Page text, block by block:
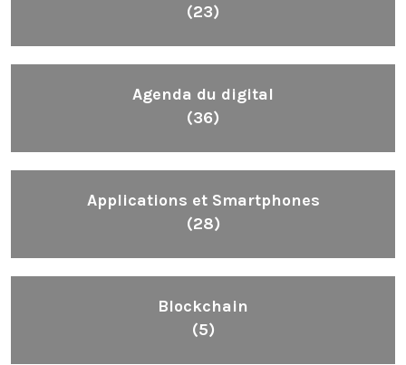
(23)
Agenda du digital
(36)
Applications et Smartphones
(28)
Blockchain
(5)